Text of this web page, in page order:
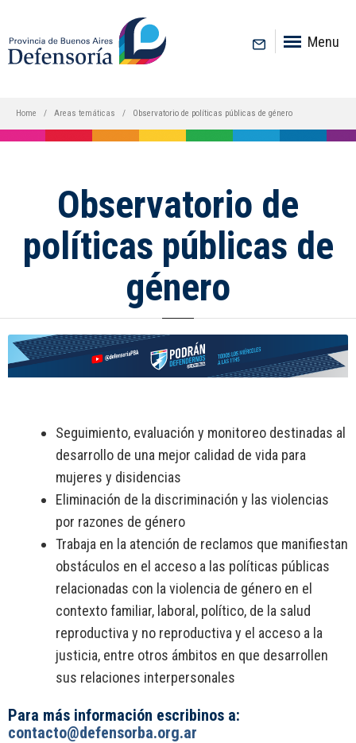
Menu
Home Areas temáticas Observatorio de políticas públicas de género
Observatorio de
políticas públicas de
género
Seguimiento, evaluación y monitoreo destinadas al
desarrollo de una mejor calidad de vida para
mujeres y disidencias
Eliminación de la discriminación y las violencias
por razones de género
Trabaja en la atención de reclamos que manifiestan
obstáculos en el acceso a las políticas públicas
relacionadas con la violencia de género en el
contexto familiar, laboral, político, de la salud
reproductiva y no reproductiva y el acceso a la
justicia, entre otros ámbitos en que desarrollen
sus relaciones interpersonales
Para más información escribinos a:
contacto@defensorba.org.ar